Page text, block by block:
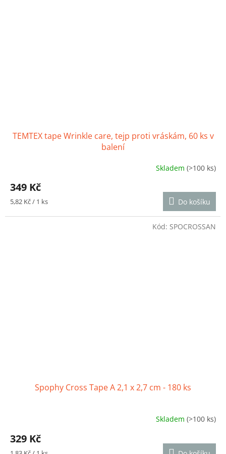
TEMTEX tape Wrinkle care, tejp proti vráskám, 60 ks v
balení
produktu
je
4,0
z
Skladem(>100 ks)
349 Kč
Měrná
5,82 Kč / 1 ks Do košíku
Spophy Cross Tape A 2,1 x 2,7 cm - 180 ks
produktu
je
Skladem(>100 ks)
329 Kč
Kód: SPOCROSSAN